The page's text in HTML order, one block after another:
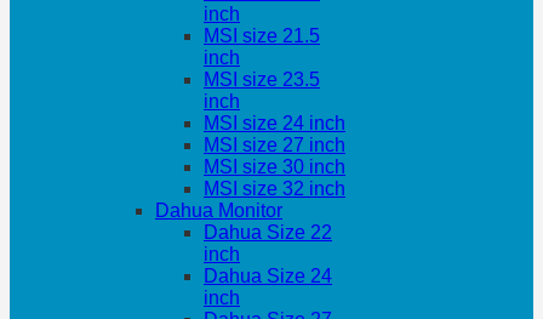
inch
MSI size 21.5
inch
MSI size 23.5
inch
MSI size 24 inch
MSI size 27 inch
MSI size 30 inch
MSI size 32 inch
Dahua Monitor
Dahua Size 22
inch
Dahua Size 24
inch